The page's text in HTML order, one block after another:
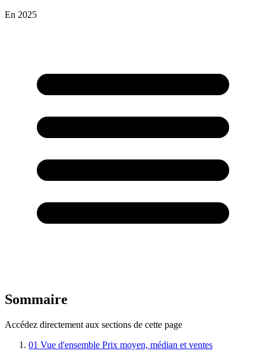
En 2025
Sommaire
Accédez directement aux sections de cette page
01 Vue d'ensemble Prix moyen, médian et ventes